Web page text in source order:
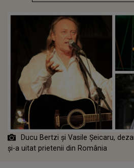
Ducu Bertzi și Vasile Șeicaru,
și-a uitat prietenii din România